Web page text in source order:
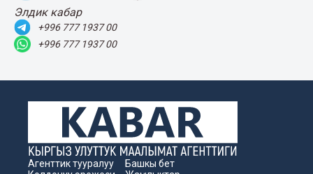
Элдик кабар
+996 777 1937 00
+996 777 1937 00
Агенттик тууралуу
Башкы бет